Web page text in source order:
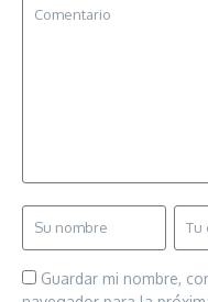
Guardar mi nombre,